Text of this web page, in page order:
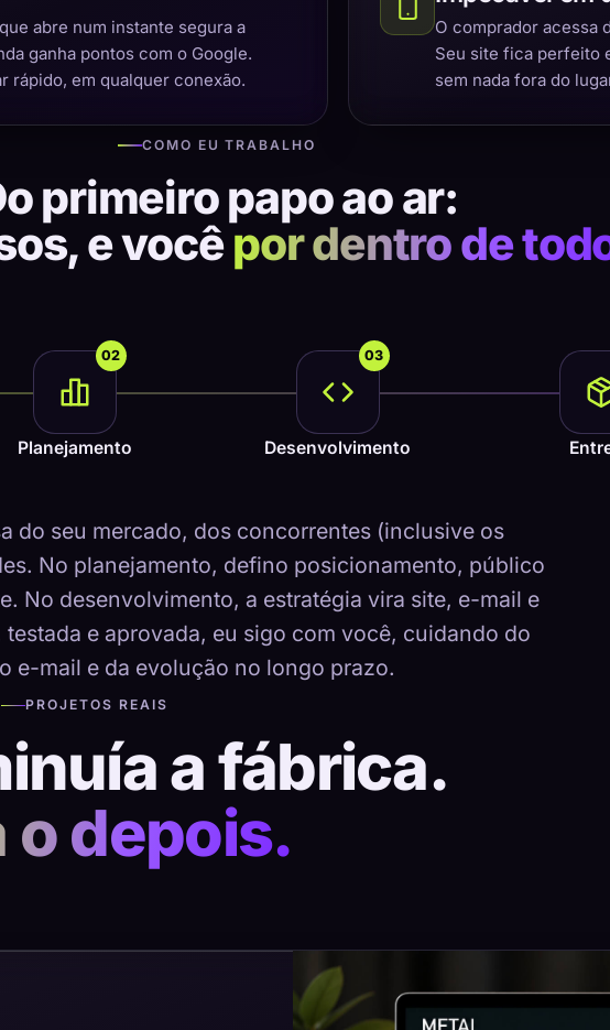
abre num instante segura a
ganha pontos com o Google.
rápido, em qualquer conexão.
O comprador acessa
Seu site fica perfeito
sem nada fora do
COMO EU TRABALHO
primeiro papo ao ar:
e vocêpor dentro de
02
Planejamento
03
Desenvolvimento
do seu mercado, dos concorrentes (inclusive os
No planejamento, defino posicionamento, público
No desenvolvimento, a estratégia vira site, e-mail e
e aprovada, eu sigo com você, cuidando do
e-mail e da evolução no longo prazo.
PROJETOS REAIS
a fábrica.
o depois.